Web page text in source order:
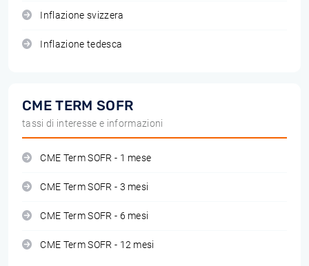
Inflazione svizzera
Inflazione tedesca
CME TERM SOFR
tassi di interesse e informazioni
CME Term SOFR - 1 mese
CME Term SOFR - 3 mesi
CME Term SOFR - 6 mesi
CME Term SOFR - 12 mesi